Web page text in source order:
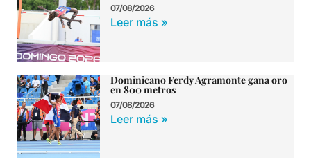
07/08/2026
Leer más »
Dominicano Ferdy Agramonte gana oro
en 800 metros
07/08/2026
Leer más »